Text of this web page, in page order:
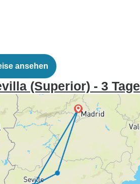
ansehen
(Superior) - 3 Tage